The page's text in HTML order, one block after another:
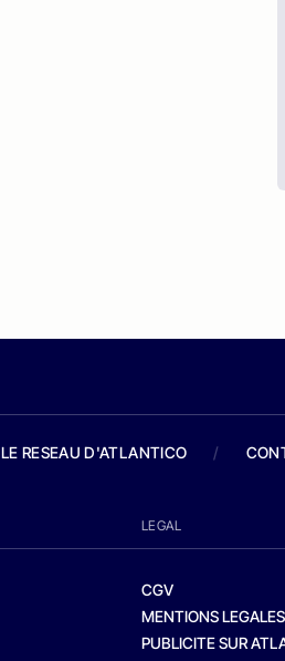
LE RESEAU D'ATLANTICO /
LEGAL
CGV
MENTIONS LEGALES
PUBLICITE SUR